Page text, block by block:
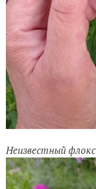
Неизвестный флокс